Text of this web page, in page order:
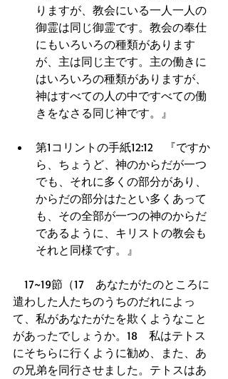
りますが、教会にいる一人一人の
御霊は同じ御霊です。教会の奉仕
にもいろいろの種類があります
が、主は同じ主です。主の働きに
はいろいろの種類がありますが、
神はすべての人の中ですべての働
きをなさる同じ神です。』
第1コリントの手紙12:12　『ですか
ら、ちょうど、神のからだが一つ
でも、それに多くの部分があり、
からだの部分はたとい多くあって
も、その全部が一つの神のからだ
であるように、キリストの教会も
それと同様です。』
17~19節（17　あなたがたのところに
遣わした人たちのうちのだれによっ
て、私があなたがたを欺くようなこと
があったでしょうか。18　私はテトス
にそちらに行くように勧め、また、あ
の兄弟を同行させました。テトスはあ